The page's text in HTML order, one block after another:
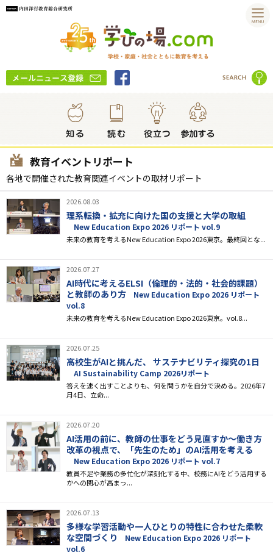
教育イベントリポート
各地で開催された教育関連イベントの取材リポート
2026.08.03
理系転換・拡充に向けた国の支援と大学の取組
New Education Expo 2026 リポート vol.9
未来の教育を考えるNew Education Expo 2026東京。最終回とな...
2026.07.27
AI時代に考えるELSI（倫理的・法的・社会的課題）
と教師のあり方
New Education Expo 2026 リポート
vol.8
未来の教育を考えるNew Education Expo 2026東京。vol.8...
2026.07.25
高校生がAIと挑んだ、 サステナビリティ探究の1日
AI Sustainability Camp 2026リポート
答えを速く出すことよりも、何を問うかを自分で決める――。2026年7
月4日、立命...
2026.07.20
AI活用の前に、教師の仕事をどう見直すか～働き方
改革の視点で、「先生のため」のAI活用を考える
New Education Expo 2026 リポート vol.7
教員不足や業務の多忙化が深刻化する中、校務にAIをどう活用する
かへの関心が高まっ...
2026.07.13
多様な学習活動や一人ひとりの特性に合わせた柔軟
な空間づくり
New Education Expo 2026 リポート
vol.6